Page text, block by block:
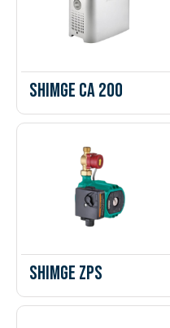
Shimge CA 200
Shimge ZPS